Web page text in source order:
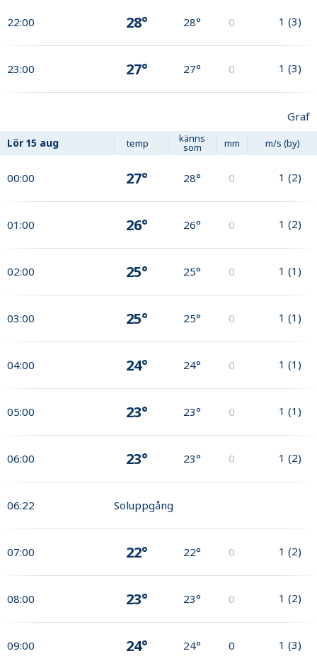
22:00 28° 28° 0 1 (3)
23:00 27° 27° 0 1 (3)
Graf
Lör 15 aug temp känns
som mm m/s (by)
00:00 27° 28° 0 1 (2)
01:00 26° 26° 0 1 (2)
02:00 25° 25° 0 1 (1)
03:00 25° 25° 0 1 (1)
04:00 24° 24° 0 1 (1)
05:00 23° 23° 0 1 (1)
06:00 23° 23° 0 1 (2)
06:22 Soluppgång
07:00 22° 22° 0 1 (2)
08:00 23° 23° 0 1 (2)
09:00 24° 24° 0 1 (3)